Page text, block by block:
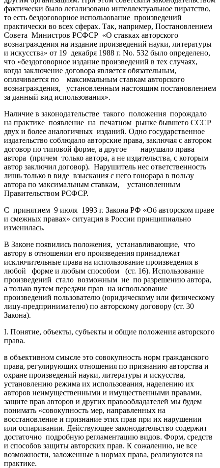
фактически было легализовано интеллектуальное пиратство,
то есть бездоговорное использование произведений
практически во всех сферах. Так, например, Постановлением
Совета Министров РСФСР «О ставках авторского
вознаграждения на издание произведений науки, литературы
и искусства» от 19 декабря 1988 г. No. 532 было определено,
что «бездоговорное издание произведений в тех случаях,
когда заключение договора является обязательным,
оплачивается по максимальным ставкам авторского
вознаграждения, установленным настоящим постановлением
за данный вид использования».
Наличие в законодательстве такого положения порождало
на практике появление на печатном рынке бывшего СССР
двух и более аналогичных изданий. Одно государственное
издательство соблюдало авторские права, заключая с автором
договор по типовой форме, а другое — нарушало права
автора (причем только автора, а не издательства, с которым
автор заключил договор). Нарушитель нес ответственность
лишь только в виде взыскания с него гонорара в пользу
автора по максимальным ставкам, установленным
Правительством РСФСР.
С принятием 9 июля 1993 г. Закона РФ «Об авторском праве
и смежных правах» ситуация в России принципиально
изменилась.
В Законе появились положения, устанавливающие, что
автору в отношении его произведения принадлежат
исключительные права на использование произведения в
любой форме и любым способом (ст. 16). Использование
произведений стало возможным не по разрешению автора,
а только путем передачи прав на использование
произведений пользователю (юридическому или физическому
лицу-предпринимателю) по авторскому договору (ст. 30
Закона).
I. Понятие, объекты, субъекты и общие положения авторского
права.
в объективном смысле это совокупность норм гражданского
права, регулирующих отношения по признанию авторства и
охране произведений науки, литературы и искусства,
установлению режима их использования, наделению их
авторов неимущественными и имущественными правами,
защите прав авторов и других правообладателей мы будем
понимать «совокупность мер, направленных на
восстановление и признание этих прав при их нарушении
или оспаривании. Действующее законодательство содержит
достаточно подробную регламентацию видов. Форм, средств
и способов защиты авторских прав. К сожалению, не все
возможности, заложенные в нормах права, реализуются на
практике.